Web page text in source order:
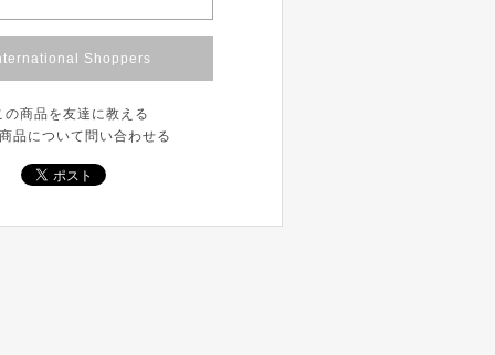
Shoppers
の商品を友達に教える
品について問い合わせる